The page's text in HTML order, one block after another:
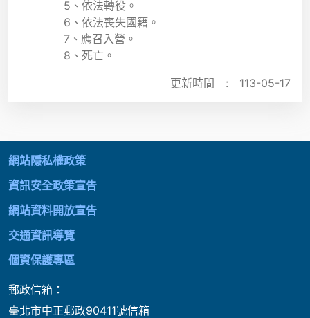
5、依法轉役。
6、依法喪失國籍。
7、應召入營。
8、死亡。
更新時間 : 113-05-17
網站隱私權政策
資訊安全政策宣告
網站資料開放宣告
交通資訊導覽
個資保護專區
郵政信箱：
臺北市中正郵政90411號信箱